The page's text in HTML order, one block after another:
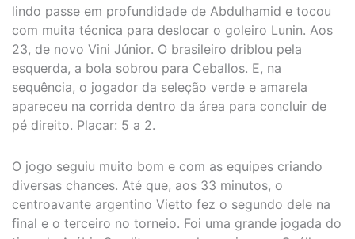
lindo passe em profundidade de Abdulhamid e tocou
com muita técnica para deslocar o goleiro Lunin. Aos
23, de novo Vini Júnior. O brasileiro driblou pela
esquerda, a bola sobrou para Ceballos. E, na
sequência, o jogador da seleção verde e amarela
apareceu na corrida dentro da área para concluir de
pé direito. Placar: 5 a 2.
O jogo seguiu muito bom e com as equipes criando
diversas chances. Até que, aos 33 minutos, o
centroavante argentino Vietto fez o segundo dele na
final e o terceiro no torneio. Foi uma grande jogada do